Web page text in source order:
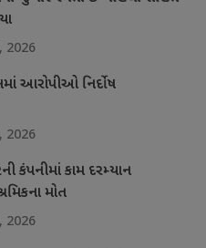
2026
આરોપીઓ નિર્દોષ
2026
કંપનીમાં કામ દરમ્યાન
મોત
2026